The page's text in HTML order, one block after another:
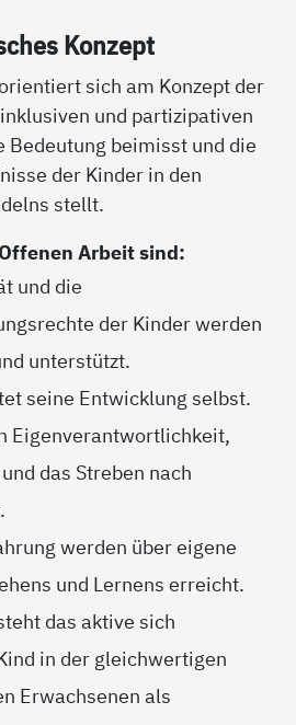
Kon­zept
sich am Konzept der
und partizipativen
Bedeutung beimisst und die
der Kinder in den
stellt.
Arbeit sind:
und die
der Kinder werden
unterstützt.
seine Entwicklung selbst.
Eigenverantwortlichkeit,
das Streben nach
werden über eigene
und Lernens erreicht.
das aktive sich
in der gleichwertigen
Erwachsenen als